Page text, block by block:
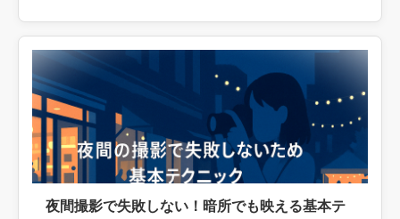
夜間撮影で失敗しない！暗所でも映える基本テ